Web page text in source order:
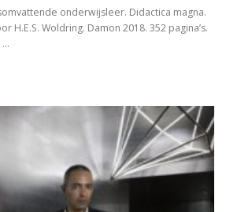
onderwijsleer. Didactica magna.
H.E.S. Woldring. Damon 2018. 352 pagina’s.
…